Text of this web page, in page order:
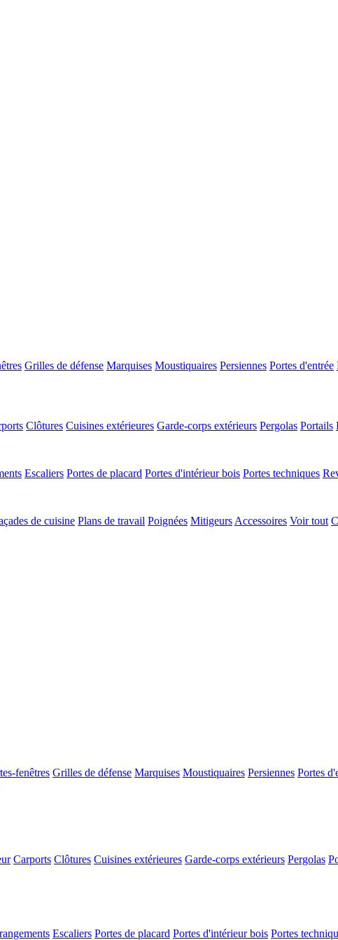
Grilles de défense Marquises Moustiquaires Persiennes Portes d'entrée
Clôtures Cuisines extérieures Garde-corps extérieurs Pergolas Portails
Escaliers Portes de placard Portes d'intérieur bois Portes techniques
de cuisine Plans de travail Poignées Mitigeurs Accessoires Voir tout
fenêtres Grilles de défense Marquises Moustiquaires Persiennes Portes
Carports Clôtures Cuisines extérieures Garde-corps extérieurs Pergolas
Escaliers Portes de placard Portes d'intérieur bois Portes